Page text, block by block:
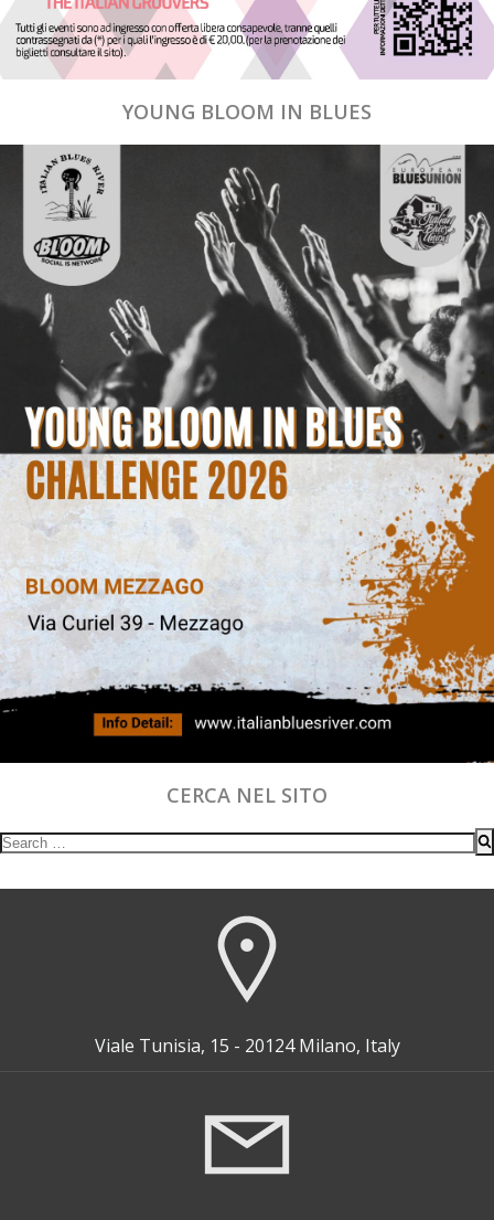
YOUNG BLOOM IN BLUES
CERCA NEL SITO
Search
Viale Tunisia, 15 - 20124 Milano, Italy